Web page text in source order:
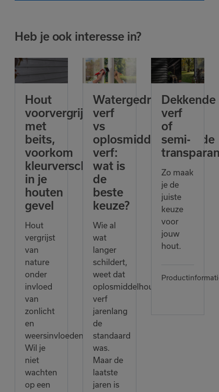
Heb je ook interesse in?
Hout
voorvergrijzen
met
beits,
voorkom
kleurverschillen
in je
houten
gevel
Hout
vergrijst
van
nature
onder
invloed
van
zonlicht
en
weersinvloeden.
Wil je
niet
wachten
op een
Watergedragen
verf
vs
oplosmiddelhoudende
verf:
wat is
de
beste
keuze?
Wie al
wat
langer
schildert,
weet dat
oplosmiddelhoudende
verf
jarenlang
de
standaard
was.
Maar de
laatste
jaren is
Dekkende
verf
of
semi-
Zo maak
je de
juiste
keuze
voor
jouw
hout.